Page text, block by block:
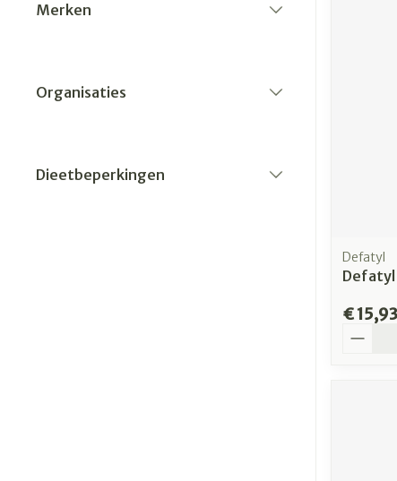
Merken
Organisaties
Dieetbeperkingen
Defatyl
Defatyl
€ 15,93